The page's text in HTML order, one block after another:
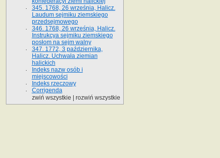
345. 1768, 26 września, Halicz.
Laudum sejmiku ziemskiego
przedsejmowego
346. 1768, 26 września, Halicz.
Instrukcya sejmiku ziemskiego
posłom na sejm walny
347. 1772, 3 października,
Halicz. Uchwała ziemian
halickich
Indeks nazw osób i
miejscowości
Indeks rzeczowy
Corrigenda
zwiń wszystkie
rozwiń wszystkie